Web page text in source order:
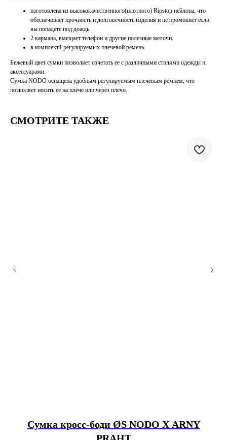
изготовлена из высококачественного(плотного) Ripstop нейлона, что
обеспечивает прочность и долговечность изделия и не промокнет если
вы попадете под дождь.
2 кармана, вмещает телефон и другие полезные мелочи.
в комплект1 регулируемых плечевой ремень.
Бежевый цвет сумки позволяет сочетать ее с различными стилями одежды и
аксессуарами.
Сумка NODO оснащена удобным регулируемым плечевым ремнем, что
позволяет носить ее на плече или через плечо.
СМОТРИТЕ ТАКЖЕ
Сумка кросс-боди ØS NODO X ARNY